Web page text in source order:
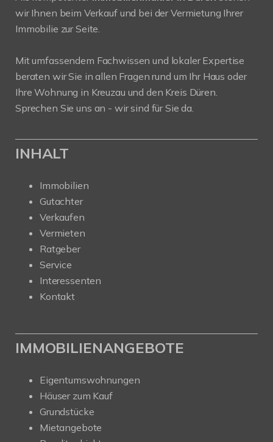
wir Ihnen beim Verkauf und bei der Vermietung Ihrer
Immobilie zur Seite.
Mit umfassendem Fachwissen und lokaler Expertise
beraten wir Sie in allen Fragen rund um Ihr Haus oder
Ihre Wohnung in Kreuzau und den Kreis Düren.
Sprechen Sie uns an - wir sind für Sie da.
INHALT
Immobilien
Gutachter
Verkaufen
Vermieten
Ratgeber
Service
Interessenten
Kontakt
IMMOBILIENANGEBOTE
Eigentumswohnungen
Häuser zum Kauf
Grundstücke
Mietangebote